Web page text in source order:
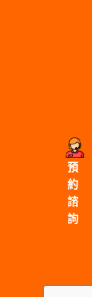
預
約
諮
詢